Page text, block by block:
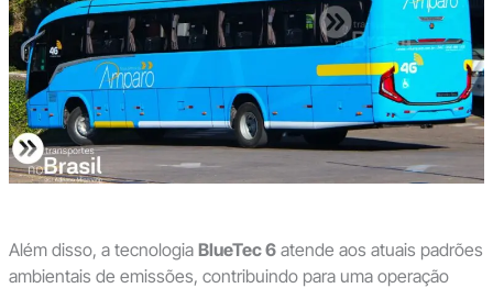
Além disso, a tecnologia BlueTec 6atende aos atuais padrões
ambientais de emissões, contribuindo para uma operação